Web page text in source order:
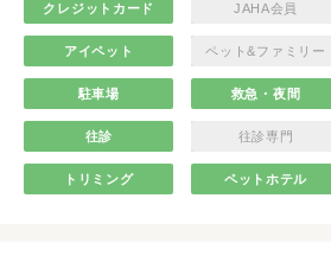
クレジットカード JAHA会員
アイペット ペット&ファミリー
駐車場 救急・夜間
往診 往診専門
トリミング ペットホテル